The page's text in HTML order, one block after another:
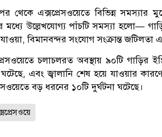
থেকে এক্সপ্রেসওয়েতে বিভিন্ন সমস্যার
মধ্যে উল্লেখযোগ্য পাঁচটি সমস্যা হলো—
বিমানবন্দর সংযোগ সংক্রান্ত জটিলতা
চলাচলরত অবস্থায় ৯০টি গাড়ির
এবং জ্বালানি শেষ হয়ে যাওয়ার
বড় ধরনের ১০টি দুর্ঘটনা ঘটেছে।